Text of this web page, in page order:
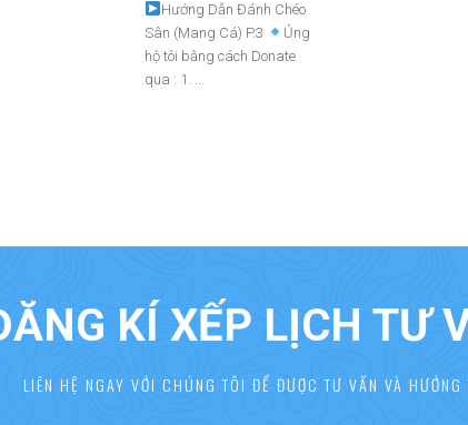
Hướng Dẫn Đánh Chéo
Sân (Mang Cá) P.3
Ủng
hộ tôi bằng cách Donate
qua : 1. ...
KÍ XẾP LỊCH TƯ
LIÊN HỆ NGAY VỚI CHÚNG TÔI ĐỂ ĐƯỢC TƯ VẤN VÀ